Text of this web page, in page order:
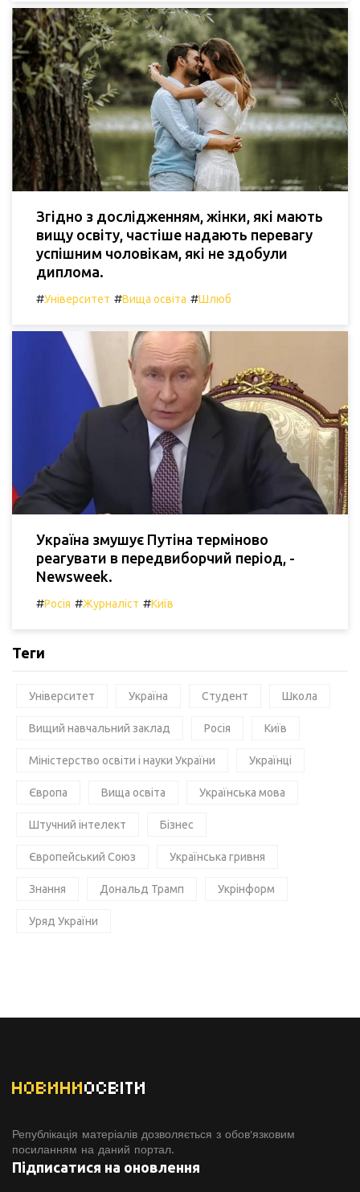
Згідно з дослідженням, жінки, які мають
вищу освіту, частіше надають перевагу
успішним чоловікам, які не здобули
диплома.
#Університет #Вища освіта #Шлюб
Україна змушує Путіна терміново
реагувати в передвиборчий період, -
Newsweek.
#Росія #Журналіст #Київ
Теги
Університет Україна Студент Школа
Вищий навчальний заклад Росія Київ
Міністерство освіти і науки України Українці
Європа Вища освіта Українська мова
Штучний інтелект Бізнес
Європейський Союз Українська гривня
Знання Дональд Трамп Укрінформ
Уряд України
НОВИНИОСВІТИ
Републікація матеріалів дозволяється з обов'язковим
посиланням на даний портал.
Підписатися на оновлення